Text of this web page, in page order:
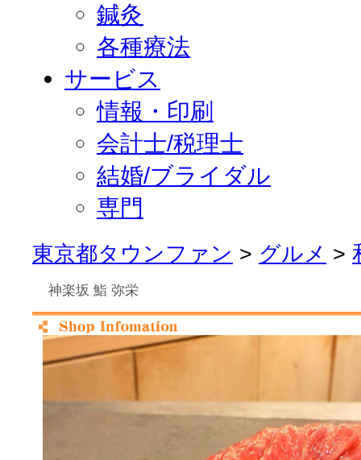
鍼灸
各種療法
サービス
情報・印刷
会計士/税理士
結婚/ブライダル
専門
東京都タウンファン > グルメ >
神楽坂 鮨 弥栄